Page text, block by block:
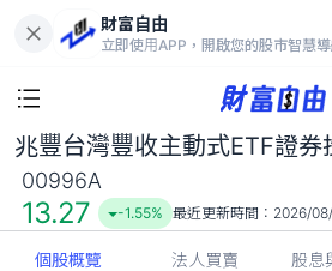
財富自由
立即使用APP，開啟您的股市智慧導
兆豐台灣豐收主動式ETF證券投資信託
13.27
-1.55%
兆豐台灣豐收主動式ETF證券
00996A
13.27 -1.55% 最近更新時間： 2026/
個股概覽 法人買賣 股息